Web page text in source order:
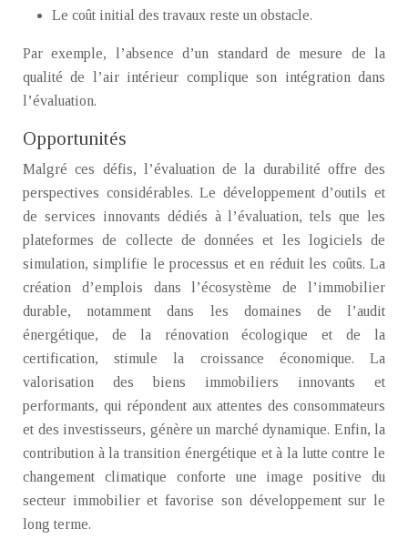
Le coût initial des travaux reste un obstacle.
Par exemple, l’absence d’un standard de mesure de la
qualité de l’air intérieur complique son intégration dans
l’évaluation.
Opportunités
Malgré ces défis, l’évaluation de la durabilité offre des
perspectives considérables. Le développement d’outils et
de services innovants dédiés à l’évaluation, tels que les
plateformes de collecte de données et les logiciels de
simulation, simplifie le processus et en réduit les coûts. La
création d’emplois dans l’écosystème de l’immobilier
durable, notamment dans les domaines de l’audit
énergétique, de la rénovation écologique et de la
certification, stimule la croissance économique. La
valorisation des biens immobiliers innovants et
performants, qui répondent aux attentes des consommateurs
et des investisseurs, génère un marché dynamique. Enfin, la
contribution à la transition énergétique et à la lutte contre le
changement climatique conforte une image positive du
secteur immobilier et favorise son développement sur le
long terme.